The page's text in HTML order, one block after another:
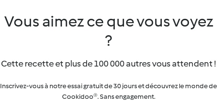
Vous aimez ce que vous voyez
?
Cette recette et plus de 100 000 autres vous attendent !
Inscrivez-vous à notre essai gratuit de 30 jours et découvrez le monde de
Cookidoo®. Sans engagement.